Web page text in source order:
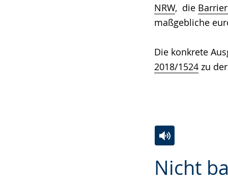
NRW, die
maßgebliche
Die konkrete
2018/1524 zu
Nicht
Leichten
Audio-
Video